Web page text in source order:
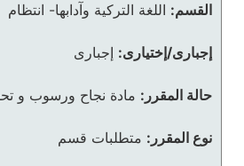
القسم: اللغة التركية وآدابها- انتظام
إجبارى/إختيارى: إجبارى
حالة المقرر: مادة نجاح ورسوب و
نوع المقرر: متطلبات قسم